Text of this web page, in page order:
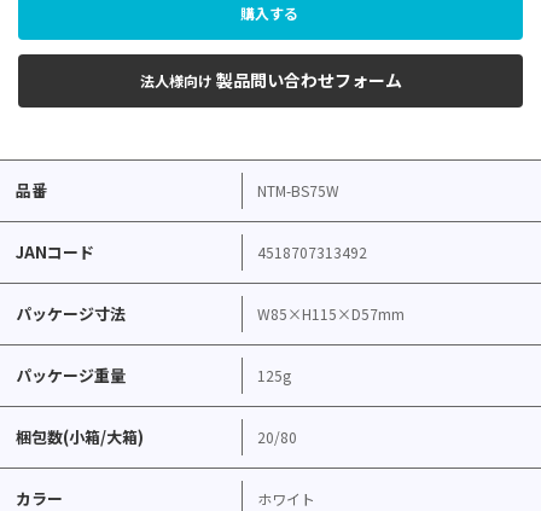
購入する
法人様向け 製品問い合わせフォーム
品番 NTM-BS75W
JANコード 4518707313492
パッケージ寸法 W85×H115×D57mm
パッケージ重量 125g
梱包数(小箱/大箱) 20/80
カラー ホワイト